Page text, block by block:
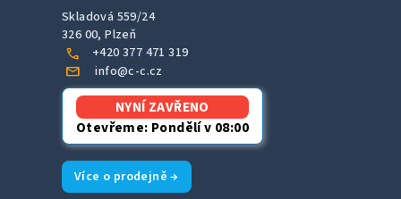
Skladová 559/24
326 00, Plzeň
call +420 377 471 319
mail info@c-c.cz
NYNÍ ZAVŘENO
Otevřeme: Pondělí v 08:00
Více o prodejně →